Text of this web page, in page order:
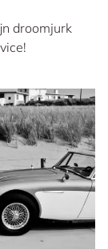
droomjurk